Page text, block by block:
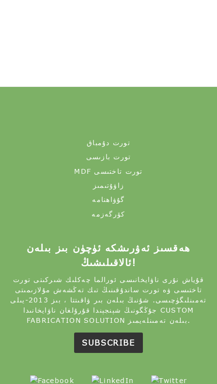
تورت دۇمباق
تورت بازىسى
MDF تورت تاختىسى
زاۋۇتىمىز
گۇۋاھنامە
كۆرگەزمە
ھەقسىز ئەۋرىشكە ئۈچۈن بىز بىلەن
ئالاقىلىشىڭ!
قۇياش نۇرى ناۋايخانىسى ئورالما چەكلىك شىركىتى تورت
تاختىسى ۋە تورت ساندۇقىنىڭ تىك تەڭشەش مۇلازىمىتى
تەمىنلىگۈچىسى. شۇنىڭ بىلەن بىر ۋاقىتتا ، بىز 2013-يىلى
جۇڭگونىڭ شېنجېندا قۇرۇلغان ناۋايخانىدا CUSTOM
FABRICATION SOLUTION بىلەن تەمىنلەيمىز.
SUBSCRIBE